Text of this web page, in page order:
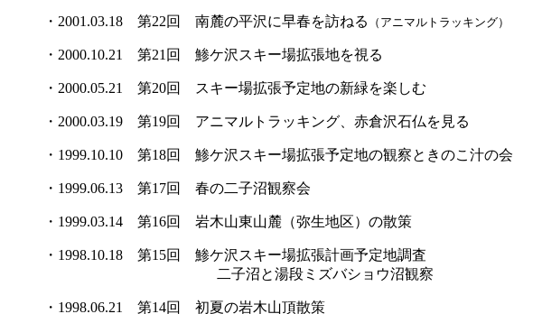
・2001.03.18 第22回 南麓の平沢に早春を訪ねる （アニマルトラッキング）
・2000.10.21 第21回 鯵ケ沢スキー場拡張地を視る
・2000.05.21 第20回 スキー場拡張予定地の新緑を楽しむ
・2000.03.19 第19回 アニマルトラッキング、赤倉沢石仏を見る
・1999.10.10 第18回 鯵ケ沢スキー場拡張予定地の観察ときのこ汁の会
・1999.06.13 第17回 春の二子沼観察会
・1999.03.14 第16回 岩木山東山麓（弥生地区）の散策
・1998.10.18 第15回 鯵ケ沢スキー場拡張計画予定地調査
二子沼と湯段ミズバショウ沼観察
・1998.06.21 第14回 初夏の岩木山頂散策